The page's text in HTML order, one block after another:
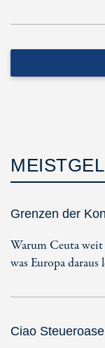
Grenzen der
Warum Ceuta
was Europa daraus
Ciao